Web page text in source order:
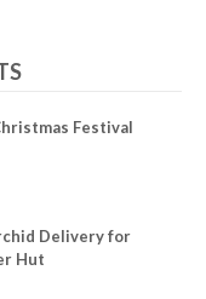
Festival
Delivery for
Hut